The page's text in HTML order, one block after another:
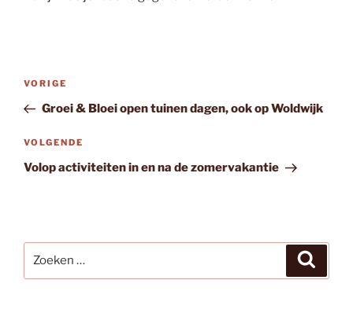
Bericht
Vorig
bericht
VORIGE
Groei & Bloei open tuinen dagen, ook op Woldwijk
Volgend
bericht
VOLGENDE
Volop activiteiten in en na de zomervakantie
naar: